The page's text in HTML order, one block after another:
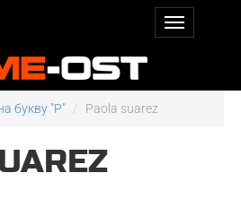
букву "P" Paola suarez